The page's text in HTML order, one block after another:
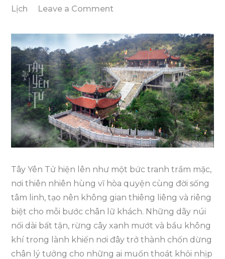
Lịch
Leave a Comment
Vé
Tại
Tây
Yên
Tử
Mới
Nhất
Bao
Gồm
Trải
Nghiệm
Gì?
Tây Yên Tử hiện lên như một bức tranh trầm mặc,
nơi thiên nhiên hùng vĩ hòa quyện cùng đời sống
tâm linh, tạo nên không gian thiêng liêng và riêng
biệt cho mỗi bước chân lữ khách. Những dãy núi
nối dài bất tận, rừng cây xanh mướt và bầu không
khí trong lành khiến nơi đây trở thành chốn dừng
chân lý tưởng cho những ai muốn thoát khỏi nhịp